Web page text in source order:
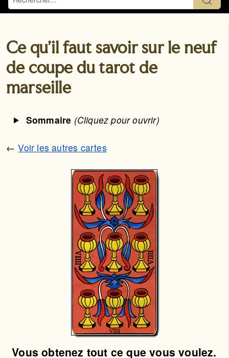
Ce qu'il faut savoir sur le neuf
de coupe du tarot de
marseille
Sommaire (Cliquez pour ouvrir)
←Voir les autres cartes
Vous obtenez tout ce que vous voulez.